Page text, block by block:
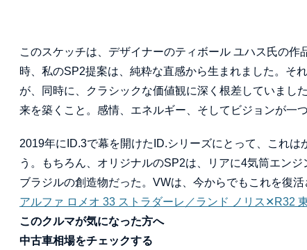
このスケッチは、デザイナーのティボール ユハス氏の
時、私のSP2提案は、純粋な直感から生まれました。そ
が、同時に、クラシックな価値観に深く根差していまし
来を築くこと。感情、エネルギー、そしてビジョンが一
2019年にID.3で幕を開けたID.シリーズにとって、これ
う。もちろん、オリジナルのSP2は、リアに4気筒エン
ブラジルの創造物だった。VWは、今からでもこれを復
アルファ ロメオ 33 ストラダーレ／ランド ノリス✕R32
このクルマが気になった方へ
中古車相場をチェックする